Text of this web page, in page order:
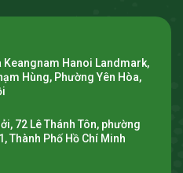
Keangnam Hanoi Landmark,
Hùng, Phường Yên Hòa,
72 Lê Thánh Tôn, phường
Thành Phố Hồ Chí Minh